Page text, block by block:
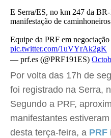
E Serra/ES, no km 247 da
manifestação de
Equipe da PRF em
pic.twitter.com/1uVYrAk2gK
— prf.es (@PRF191ES)
Por volta das 17h de
foi registrado na Serra,
Segundo a PRF,
manifestantes
desta terça-feira, a PRF